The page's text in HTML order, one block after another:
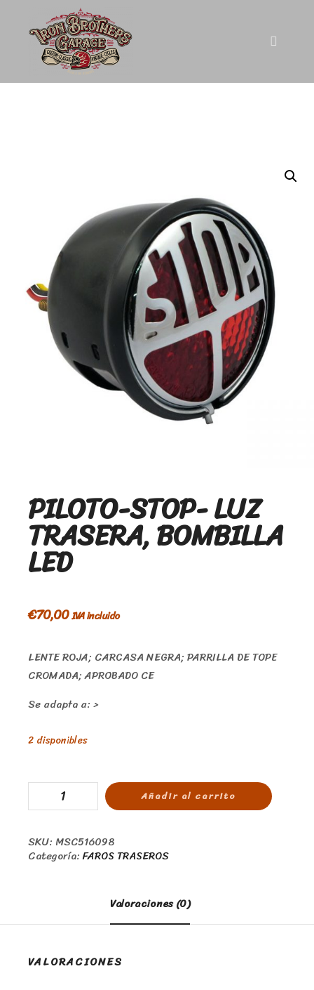
PILOTO-STOP- LUZ
TRASERA, BOMBILLA
LED
€70,00IVA incluido
LENTE ROJA; CARCASA NEGRA; PARRILLA DE TOPE
CROMADA; APROBADO CE
Se adapta a: >
2 disponibles
Añadir al carrito
SKU: MSC516098
Categoría:FAROS TRASEROS
Valoraciones (0)
VALORACIONES